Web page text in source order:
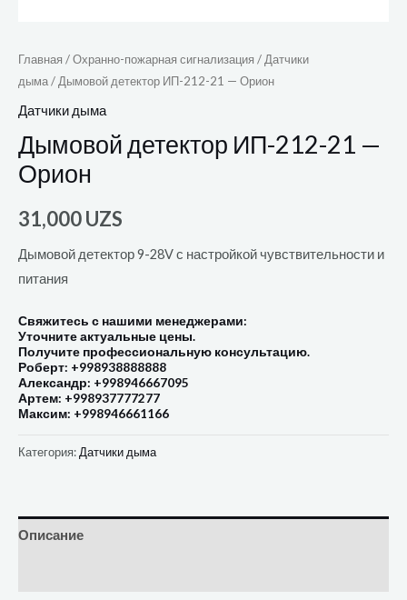
Главная /Охранно-пожарная сигнализация /Датчики
дыма/ Дымовой детектор ИП-212-21 — Орион
Датчики дыма
Дымовой детектор ИП-212-21 —
Орион
31,000UZS
Дымовой детектор 9-28V с настройкой чувствительности и
питания
Свяжитесь с нашими менеджерами:
Уточните актуальные цены.
Получите профессиональную консультацию.
Роберт: +998938888888
Александр: +998946667095
Артем: +998937777277
Максим: +998946661166
Категория:Датчики дыма
Описание